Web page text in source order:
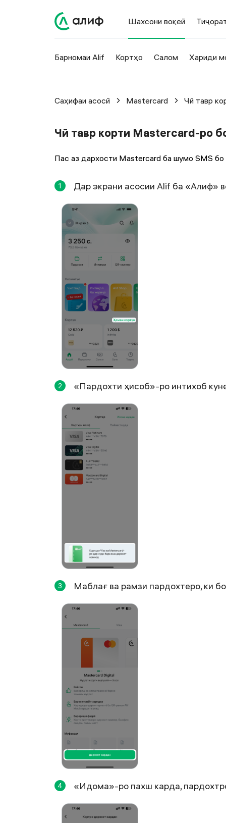
Шахсони воқеӣ
Барномаи Alif Кортҳо Салом Хариди
Саҳифаи асосӣ Mastercard Чӣ тавр
Чӣ тавр корти Mastercard-ро
Пас аз дархости Mastercard ба шумо SMS
1 Дар экрани асосии Alif ба «Алиф»
2 «Пардохти ҳисоб»-ро интихоб
3 Маблағ ва рамзи пардохтеро, ки
4 «Идома»-ро пахш карда,